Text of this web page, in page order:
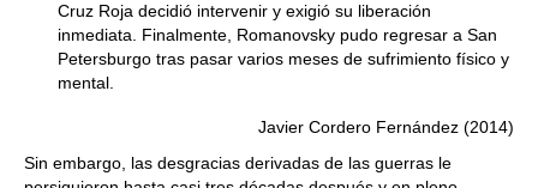
Cruz Roja decidió intervenir y exigió su liberación
inmediata. Finalmente, Romanovsky pudo regresar a San
Petersburgo tras pasar varios meses de sufrimiento físico y
mental.
Javier Cordero Fernández (2014)
Sin embargo, las desgracias derivadas de las guerras le